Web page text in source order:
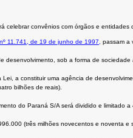
celebrar convênios com órgãos e
11.741, de 19 de junho de 1997, passam a
desenvolvimento, sob a forma de
a constituir uma agência de
bilhões de reais).
do Paraná S/A será dividido e limitado
(três milhões novecentos e noventa